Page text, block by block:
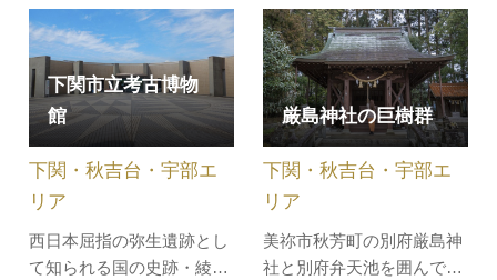
で生産工程を見学し、広大
な野菜畑での収穫体験と、
自身で収穫した食材を使っ
たピザ作りもお楽しみくだ
さい。そして目の前に咲き
誇る１００万本のコスモス
畑は圧巻のローケーション
です。【…
眺望がすばらしく、春には
桜やツツジの名所としても
人気のスポットです。芝生
広場や大型遊具などが整備
され、家族連れでのんびり
下関市立考古博物
館
西日本屈指の弥生遺跡とし
て知られる国の史跡・綾羅
下関・秋吉台・宇部エ
リア
厳島神社の巨樹群
美祢市秋芳町の別府厳島神
社と別府弁天池を囲んで立
下関・秋吉台・宇部エ
リア